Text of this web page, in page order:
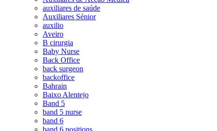
auxiliares de saúde
Auxiliares Sénior
auxilio
Aveiro
B cirurgia
Baby Nurse
Back Office
back surgeon
backoffice
Bahrain
Baixo Alentejo
Band 5
band 5 nurse
band 6
band 6 positions